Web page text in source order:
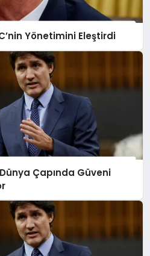
Yönetimini Eleştirdi
Çapında Güveni